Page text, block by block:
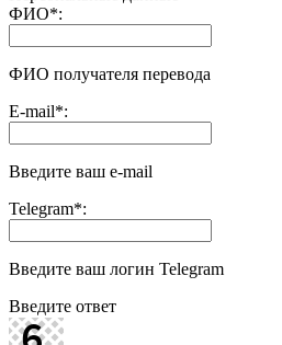
ФИО*:
ФИО получателя перевода
E-mail*:
Введите ваш e-mail
Telegram*:
Введите ваш логин Telegram
Введите ответ